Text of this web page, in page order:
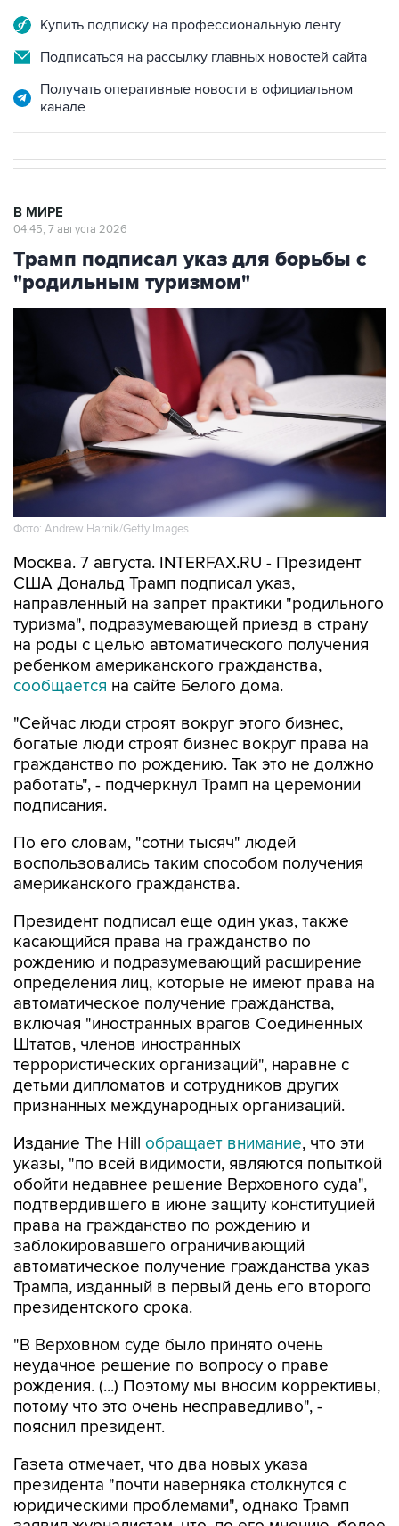
Купить подписку на профессиональную ленту
Подписаться на рассылку главных новостей сайта
Получать оперативные новости в официальном
канале
В МИРЕ
04:45, 7 августа 2026
Трамп подписал указ для борьбы с
"родильным туризмом"
Фото: Andrew Harnik/Getty Images
Москва. 7 августа. INTERFAX.RU - Президент
США Дональд Трамп подписал указ,
направленный на запрет практики "родильного
туризма", подразумевающей приезд в страну
на роды с целью автоматического получения
ребенком американского гражданства,
сообщается на сайте Белого дома.
"Сейчас люди строят вокруг этого бизнес,
богатые люди строят бизнес вокруг права на
гражданство по рождению. Так это не должно
работать", - подчеркнул Трамп на церемонии
подписания.
По его словам, "сотни тысяч" людей
воспользовались таким способом получения
американского гражданства.
Президент подписал еще один указ, также
касающийся права на гражданство по
рождению и подразумевающий расширение
определения лиц, которые не имеют права на
автоматическое получение гражданства,
включая "иностранных врагов Соединенных
Штатов, членов иностранных
террористических организаций", наравне с
детьми дипломатов и сотрудников других
признанных международных организаций.
Издание The Hill обращает внимание, что эти
указы, "по всей видимости, являются попыткой
обойти недавнее решение Верховного суда",
подтвердившего в июне защиту конституцией
права на гражданство по рождению и
заблокировавшего ограничивающий
автоматическое получение гражданства указ
Трампа, изданный в первый день его второго
президентского срока.
"В Верховном суде было принято очень
неудачное решение по вопросу о праве
рождения. (...) Поэтому мы вносим коррективы,
потому что это очень несправедливо", -
пояснил президент.
Газета отмечает, что два новых указа
президента "почти наверняка столкнутся с
юридическими проблемами", однако Трамп